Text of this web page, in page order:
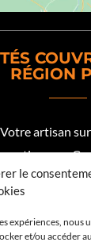
le
expériences, nous
et/ou accéder
RÉGION
Votre artisan
artisan sur
Votre artisan